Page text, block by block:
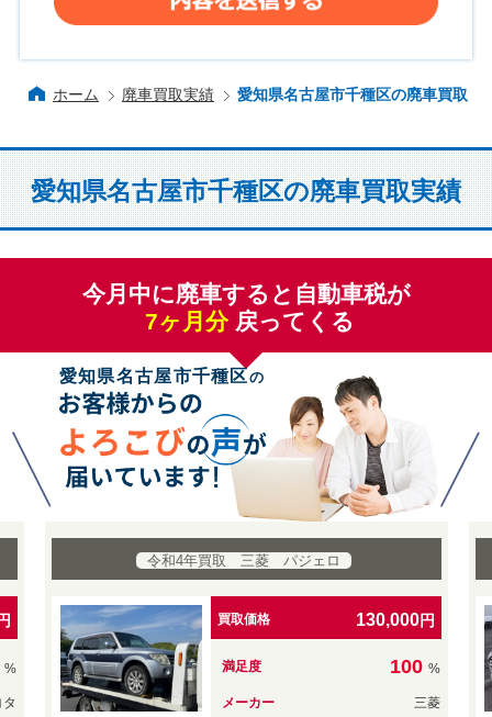
ホーム 廃車買取実績 愛知県名古屋市千種区の廃車買取
愛知県名古屋市千種区の廃車買取実績
今月中に廃車すると自動車税が
7ヶ月分戻ってくる
愛知県名古屋市千種区の
%
菱
令和4年買取 アウディ A5
買取価格 2,600,000円
満足度 %
メーカー アウディ